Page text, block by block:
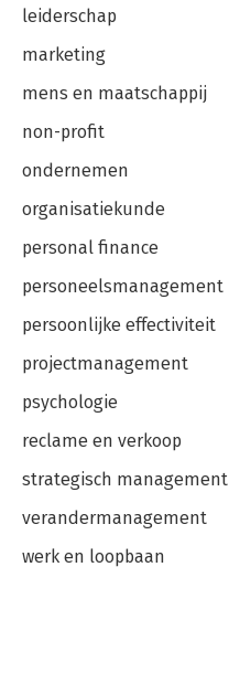
leiderschap
marketing
mens en maatschappij
non-profit
ondernemen
organisatiekunde
personal finance
personeelsmanagement
persoonlijke effectiviteit
projectmanagement
psychologie
reclame en verkoop
strategisch management
verandermanagement
werk en loopbaan